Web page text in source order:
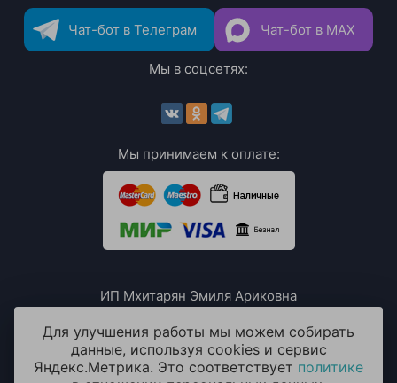
Чат-бот в Телеграм Чат-бот в MAX
Мы в соцсетях:
Мы принимаем к оплате:
ИП Мхитарян Эмиля Ариковна
ИНН: 771385063807
ОГРН / ОГРНИП: 319508100076230
Для улучшения работы мы можем собирать
данные, используя cookies и сервис
Яндекс.Метрика. Это соответствует политике